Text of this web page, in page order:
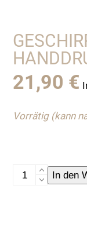
21,90 €
Vorrätig (kann
Geschirrtuch,
Handdruck,
In den